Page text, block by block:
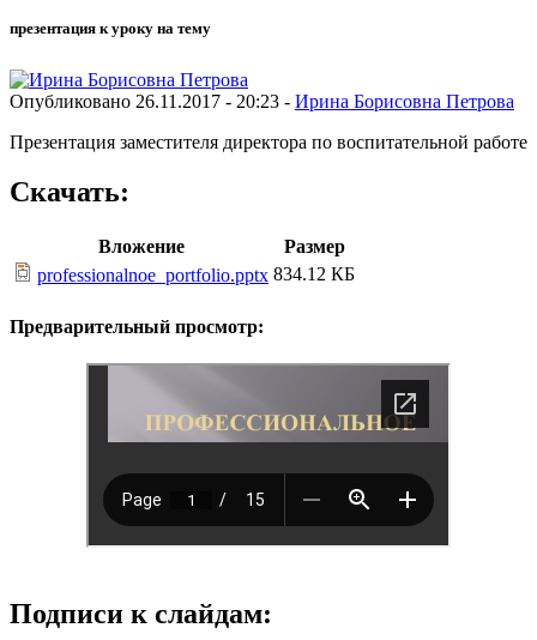
презентация к уроку на тему
Опубликовано 26.11.2017 - 20:23 - Ирина Борисовна Петрова
Презентация заместителя директора по воспитательной работе
Скачать:
Вложение
Размер
professionalnoe_portfolio.pptx 834.12 КБ
Предварительный просмотр:
Подписи к слайдам: